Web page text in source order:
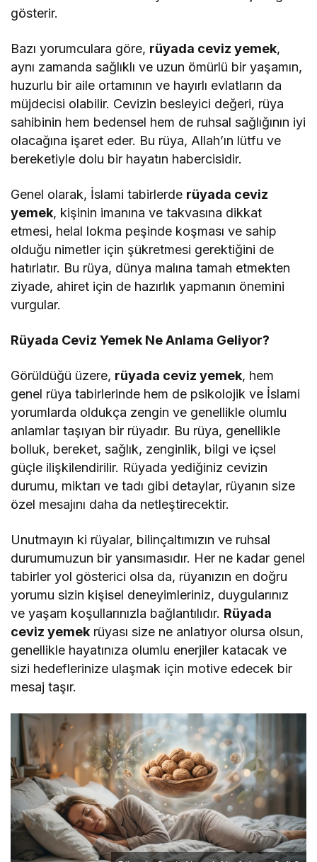
gösterir.
Bazı yorumculara göre, rüyada ceviz yemek,
aynı zamanda sağlıklı ve uzun ömürlü bir yaşamın,
huzurlu bir aile ortamının ve hayırlı evlatların da
müjdecisi olabilir. Cevizin besleyici değeri, rüya
sahibinin hem bedensel hem de ruhsal sağlığının iyi
olacağına işaret eder. Bu rüya, Allah’ın lütfu ve
bereketiyle dolu bir hayatın habercisidir.
Genel olarak, İslami tabirlerde rüyada ceviz
yemek, kişinin imanına ve takvasına dikkat
etmesi, helal lokma peşinde koşması ve sahip
olduğu nimetler için şükretmesi gerektiğini de
hatırlatır. Bu rüya, dünya malına tamah etmekten
ziyade, ahiret için de hazırlık yapmanın önemini
vurgular.
Rüyada Ceviz Yemek Ne Anlama Geliyor?
Görüldüğü üzere, rüyada ceviz yemek, hem
genel rüya tabirlerinde hem de psikolojik ve İslami
yorumlarda oldukça zengin ve genellikle olumlu
anlamlar taşıyan bir rüyadır. Bu rüya, genellikle
bolluk, bereket, sağlık, zenginlik, bilgi ve içsel
güçle ilişkilendirilir. Rüyada yediğiniz cevizin
durumu, miktarı ve tadı gibi detaylar, rüyanın size
özel mesajını daha da netleştirecektir.
Unutmayın ki rüyalar, bilinçaltımızın ve ruhsal
durumumuzun bir yansımasıdır. Her ne kadar genel
tabirler yol gösterici olsa da, rüyanızın en doğru
yorumu sizin kişisel deneyimleriniz, duygularınız
ve yaşam koşullarınızla bağlantılıdır. Rüyada
ceviz yemek rüyası size ne anlatıyor olursa olsun,
genellikle hayatınıza olumlu enerjiler katacak ve
sizi hedeflerinize ulaşmak için motive edecek bir
mesaj taşır.